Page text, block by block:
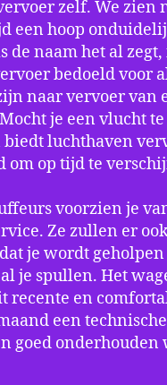
zelf. We zien
een hoop
de naam het al zegt,
bedoeld voor
naar vervoer van
je een vlucht
luchthaven
om op tijd te
voorzien je
Ze zullen er
je wordt
je spullen. Het
recente en
een
goed onderhouden